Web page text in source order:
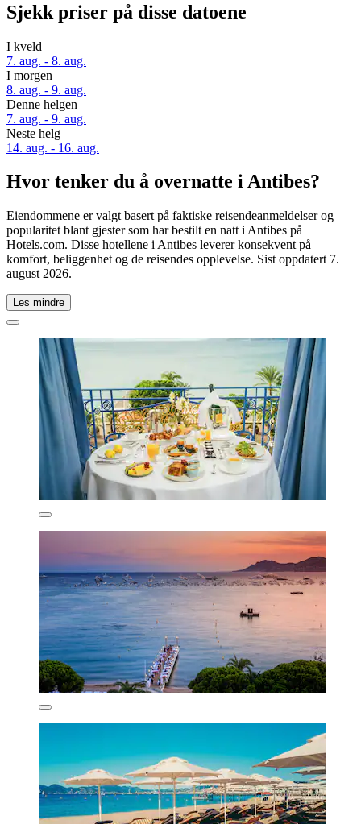
Sjekk priser på disse datoene
I kveld
7. aug. - 8. aug.
I morgen
8. aug. - 9. aug.
Denne helgen
7. aug. - 9. aug.
Neste helg
14. aug. - 16. aug.
Hvor tenker du å overnatte i Antibes?
Eiendommene er valgt basert på faktiske reisendeanmeldelser og
popularitet blant gjester som har bestilt en natt i Antibes på
Hotels.com. Disse hotellene i Antibes leverer konsekvent på
komfort, beliggenhet og de reisendes opplevelse. Sist oppdatert 7.
august 2026.
Les mindre